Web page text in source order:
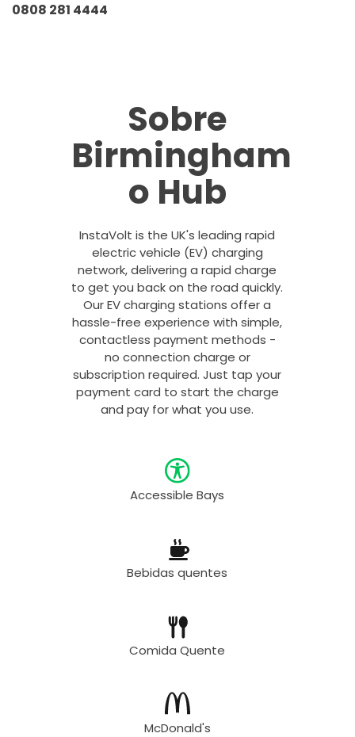
0808 281 4444
Sobre
Birmingham
o Hub
InstaVolt is the UK's leading rapid
electric vehicle (EV) charging
network, delivering a rapid charge
to get you back on the road quickly.
Our EV charging stations offer a
hassle-free experience with simple,
contactless payment methods -
no connection charge or
subscription required. Just tap your
payment card to start the charge
and pay for what you use.
Accessible Bays
Bebidas quentes
Comida Quente
McDonald's